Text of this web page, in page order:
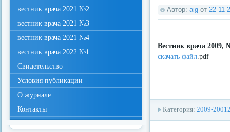
Автор: aig от 22-11-
Вестник врача 2009,
скачать файл.pdf
Категория: 2009-
вестник врача 2021 №2
вестник врача 2021 №3
вестник врача 2021 №4
вестник врача 2022 №1
Свидетельство
Условия публикации
О журнале
Контакты